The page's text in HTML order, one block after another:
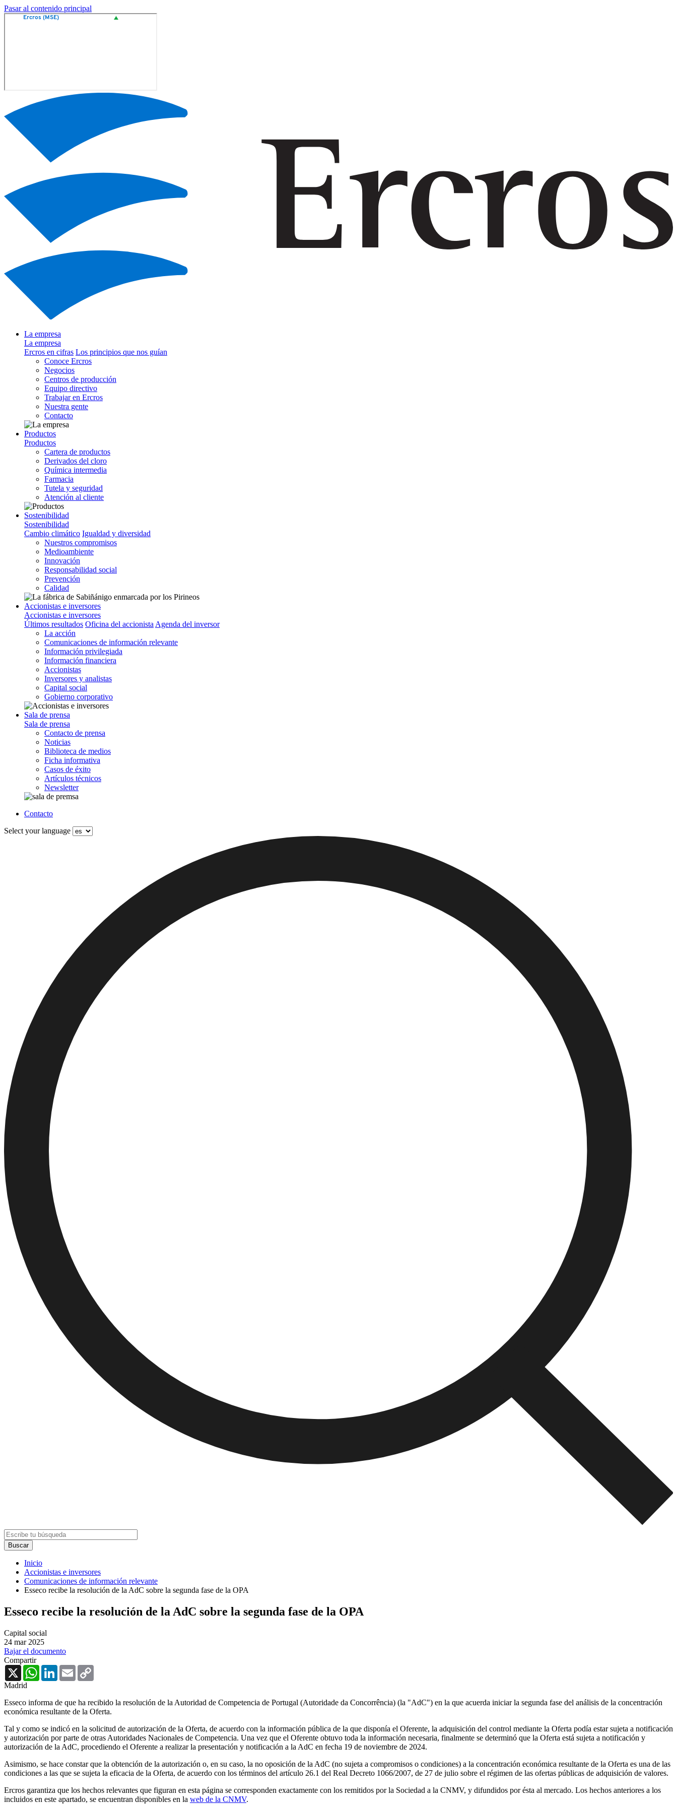
Pasar al contenido principal
La empresa
La empresa
Ercros en cifras Los principios que nos guían
Conoce Ercros
Negocios
Centros de producción
Equipo directivo
Trabajar en Ercros
Nuestra gente
Contacto
Productos
Productos
Cartera de productos
Derivados del cloro
Química intermedia
Farmacia
Tutela y seguridad
Atención al cliente
Sostenibilidad
Sostenibilidad
Cambio climático Igualdad y diversidad
Nuestros compromisos
Medioambiente
Innovación
Responsabilidad social
Prevención
Calidad
Accionistas e inversores
Accionistas e inversores
Últimos resultados Oficina del accionista Agenda del inversor
La acción
Comunicaciones de información relevante
Información privilegiada
Información financiera
Accionistas
Inversores y analistas
Capital social
Gobierno corporativo
Sala de prensa
Sala de prensa
Contacto de prensa
Noticias
Biblioteca de medios
Ficha informativa
Casos de éxito
Artículos técnicos
Newsletter
Contacto
Select your language
Inicio
Accionistas e inversores
Comunicaciones de información relevante
Esseco recibe la resolución de la AdC sobre la segunda fase de la OPA
Esseco recibe la resolución de la AdC sobre la segunda fase de la OPA
Capital social
24 mar 2025
Bajar el documento
Compartir
X
WhatsAppLinkedInEmail
Madrid
Esseco informa de que ha recibido la resolución de la Autoridad de Competencia de Portugal (Autoridade da Concorrência) (la "AdC") en la que acuerda iniciar la segunda fase del análisis de la concentración
económica resultante de la Oferta.
Tal y como se indicó en la solicitud de autorización de la Oferta, de acuerdo con la información pública de la que disponía el Oferente, la adquisición del control mediante la Oferta podía estar sujeta a notificación
y autorización por parte de otras Autoridades Nacionales de Competencia. Una vez que el Oferente obtuvo toda la información necesaria, finalmente se determinó que la Oferta está sujeta a notificación y
autorización de la AdC, procediendo el Oferente a realizar la presentación y notificación a la AdC en fecha 19 de noviembre de 2024.
Asimismo, se hace constar que la obtención de la autorización o, en su caso, la no oposición de la AdC (no sujeta a compromisos o condiciones) a la concentración económica resultante de la Oferta es una de las
condiciones a las que se sujeta la eficacia de la Oferta, de acuerdo con los términos del artículo 26.1 del Real Decreto 1066/2007, de 27 de julio sobre el régimen de las ofertas públicas de adquisición de valores.
Ercros garantiza que los hechos relevantes que figuran en esta página se corresponden exactamente con los remitidos por la Sociedad a la CNMV, y difundidos por ésta al mercado. Los hechos anteriores a los
incluidos en este apartado, se encuentran disponibles en la web de la CNMV.